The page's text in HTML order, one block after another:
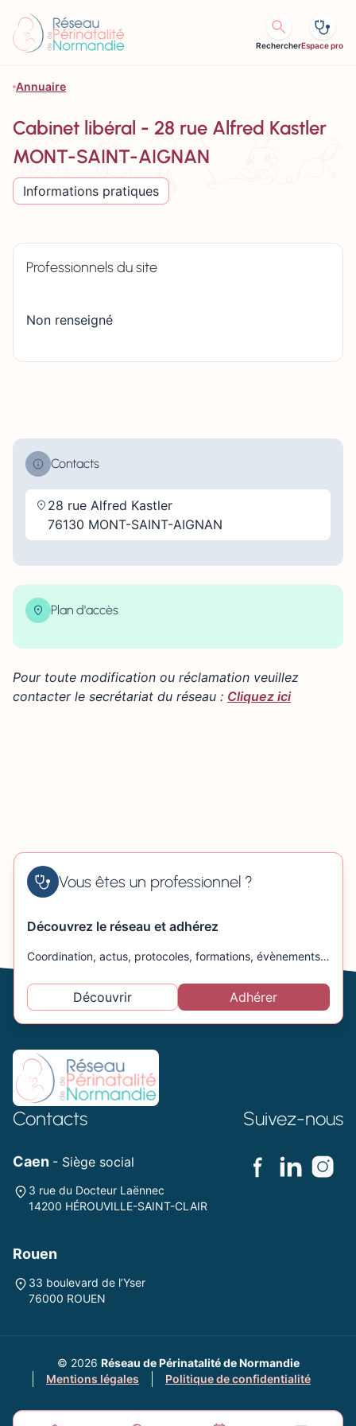
RechercherEspace pro
Annuaire
Cabinet libéral - 28 rue Alfred Kastler
MONT-SAINT-AIGNAN
Informations pratiques
Professionnels du site
Non renseigné
Contacts
28 rue Alfred Kastler
76130 MONT-SAINT-AIGNAN
Plan d'accès
×
−
Pour toute modification ou réclamation veuillez
contacter le secrétariat du réseau : Cliquez ici
Vous êtes un professionnel ?
Découvrez le réseau et adhérez
Coordination, actus, protocoles, formations, évènements…
Découvrir Adhérer
Contacts
Caen - Siège social
3 rue du Docteur Laënnec
14200 HÉROUVILLE-SAINT-CLAIR
Rouen
33 boulevard de l’Yser
76000 ROUEN
Suivez-nous
© 2026 Réseau de Périnatalité de Normandie
Mentions légales
Politique de confidentialité